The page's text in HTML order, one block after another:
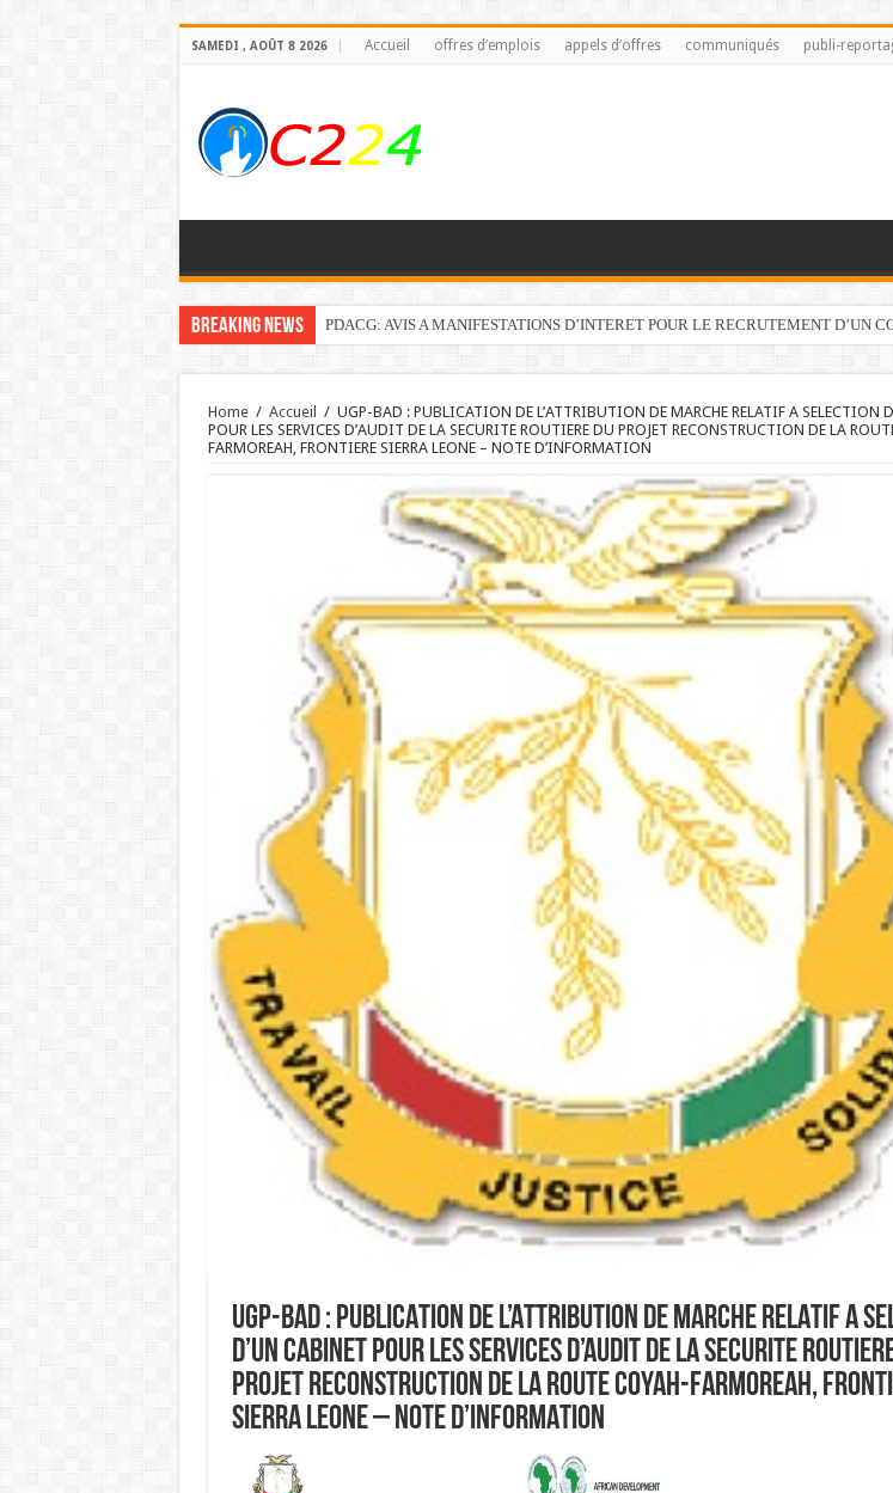
SAMEDI , AOÛT 8 2026 Accueil offres d’emplois appels d’offres communiqués publi-
Breaking News PDACG: AVIS A MANIFESTATIONS D’INTERET POUR LE RECRUTEMENT D’UN
Home / Accueil / UGP-BAD : PUBLICATION DE L’ATTRIBUTION DE MARCHE RELATIF A SELECTION
POUR LES SERVICES D’AUDIT DE LA SECURITE ROUTIERE DU PROJET RECONSTRUCTION DE LA
FARMOREAH, FRONTIERE SIERRA LEONE – NOTE D’INFORMATION
UGP-BAD : PUBLICATION DE L’ATTRIBUTION DE MARCHE RELATIF A
D’UN CABINET POUR LES SERVICES D’AUDIT DE LA SECURITE
PROJET RECONSTRUCTION DE LA ROUTE COYAH-FARMOREAH,
SIERRA LEONE – NOTE D’INFORMATION